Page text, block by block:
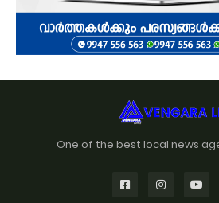
One of the best local news